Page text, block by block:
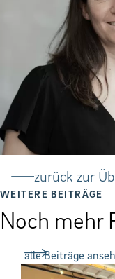
zurück zur
WEITERE BEITRÄGE
Noch mehr
alle Beiträge